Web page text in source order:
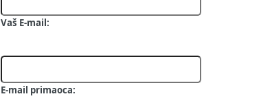
Vaš E-mail:
E-mail primaoca: